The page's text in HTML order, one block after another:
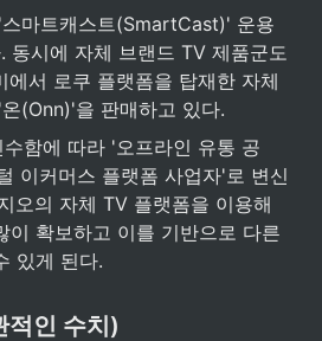
스마트캐스트(SmartCast)' 운용
시에 자체 브랜드 TV 제품군도
에서 로쿠 플랫폼을 탑재한 자체
(Onn)'을 판매하고 있다.
함에 따라 '오프라인 유통 공
이커머스 플랫폼 사업자'로 변신
오의 자체 TV 플랫폼을 이용해
이 확보하고 이를 기반으로 다른
있게 된다.
적인 수치)